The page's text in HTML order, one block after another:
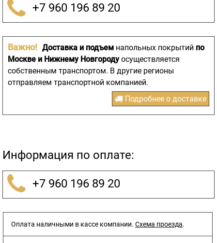
+7 960 196 89 20
Важно! Доставка и подъем напольных покрытий по
Москве и Нижнему Новгородуосуществляется
собственным транспортом. В другие регионы
отправляем транспортной компанией.
Подробнее о доставке
Информация по оплате:
+7 960 196 89 20
Оплата наличными в кассе компании. Схема проезда.